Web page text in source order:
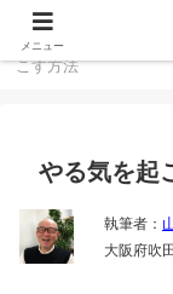
大阪・吹田のカ
こす方法
やる気を起
執筆者：
大阪府吹
メニュー